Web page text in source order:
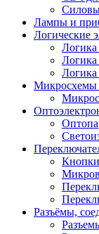
Лампы и
Логические
Микросхемы
Разъёмы,